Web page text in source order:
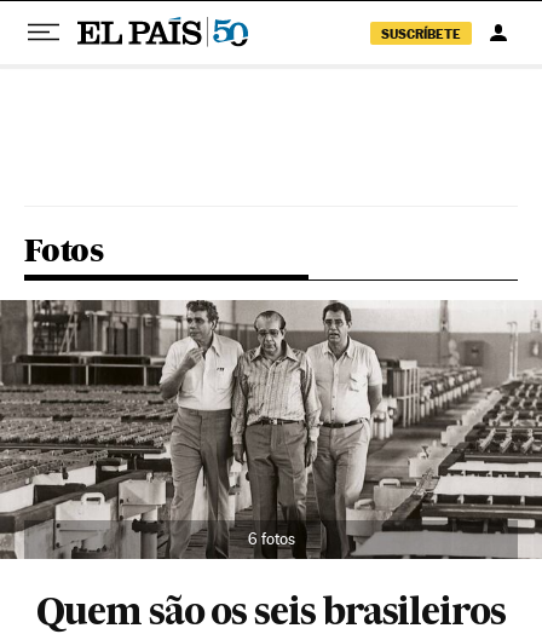
SUSCRÍBETE
Fotos
6 fotos
Quem são os seis brasileiros